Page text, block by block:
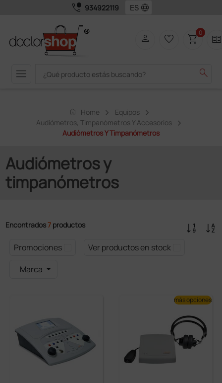
call_quality 934922119 language
menu search
person favorite_border shopping_cart0 two_pager
home Home
Equipos
Audiómetros, Timpanómetros Y Accesorios
Audiómetros Y Timpanómetros
Audiómetros y
timpanómetros
Encontrados7 productos
Promociones
Ver productos en stock
Marca
más opciones